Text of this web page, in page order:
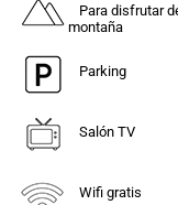
Para disfrutar
montaña
Parking
Salón TV
Wifi gratis